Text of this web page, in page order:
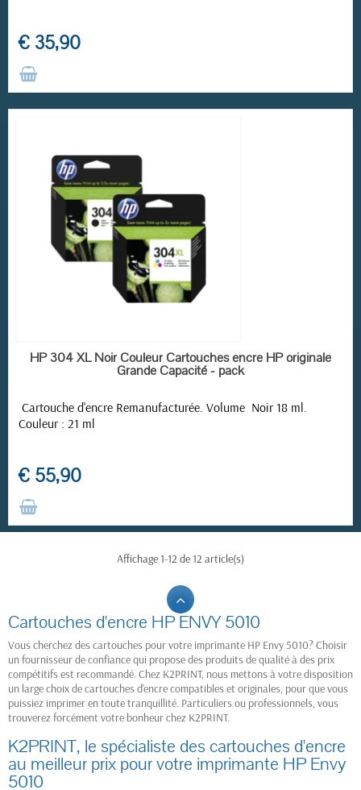
€ 35,90
RUPTURE DE STOCK
HP 304 XL Noir Couleur Cartouches encre HP originale
Grande Capacité - pack
Cartouche d'encre Remanufacturée. Volume Noir 18 ml.
Couleur : 21 ml
€ 55,90
Affichage 1-12 de 12 article(s)
Cartouches d'encre HP ENVY 5010
Vous cherchez des cartouches pour votre imprimante HP Envy 5010? Choisir
un fournisseur de confiance qui propose des produits de qualité à des prix
compétitifs est recommandé. Chez K2PRINT, nous mettons à votre disposition
un large choix de cartouches d'encre compatibles et originales, pour que vous
puissiez imprimer en toute tranquillité. Particuliers ou professionnels, vous
trouverez forcément votre bonheur chez K2PRINT.
K2PRINT, le spécialiste des cartouches d'encre
au meilleur prix pour votre imprimante HP Envy
5010